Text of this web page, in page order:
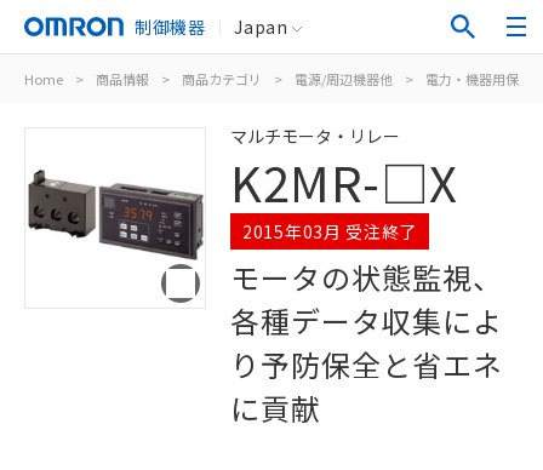
制御機器 Japan
Home > 商品情報 > 商品カテゴリ > 電源/周辺機器他 > 電力・機器用保護
マルチモータ・リレー
K2MR-□X
2015年03月 受注終了
モータの状態監視、
各種データ収集によ
り予防保全と省エネ
に貢献